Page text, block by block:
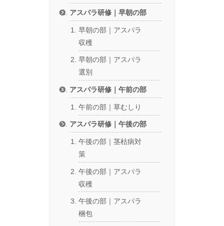
アスパラ研修｜早朝の部
早朝の部｜アスパラ
収穫
早朝の部｜アスパラ
選別
アスパラ研修｜午前の部
午前の部｜草むしり
アスパラ研修｜午後の部
午後の部｜茎枯病対
策
午後の部｜アスパラ
収穫
午後の部｜アスパラ
梱包